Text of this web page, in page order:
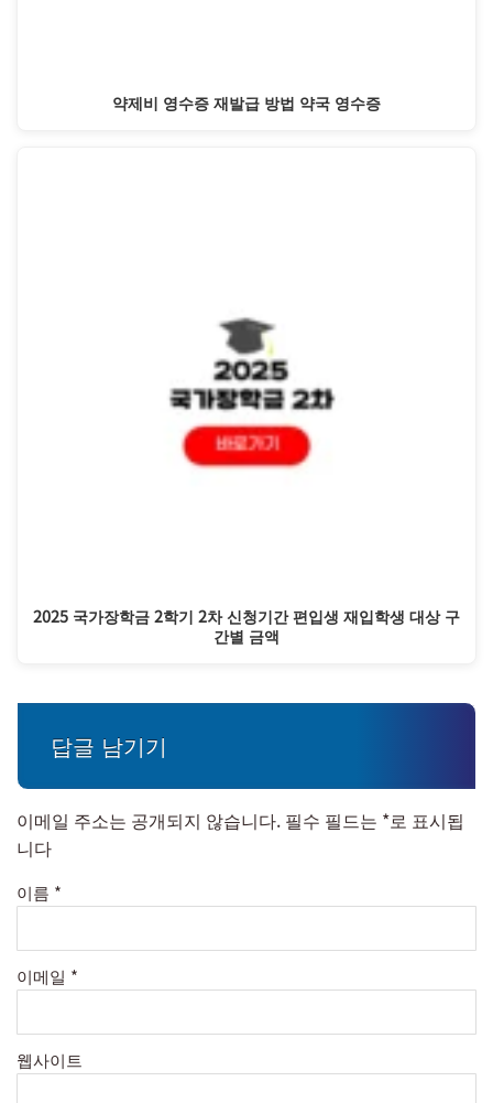
약제비 영수증 재발급 방법 약국 영수증
2025 국가장학금 2학기 2차 신청기간 편입생 재입학생 대상 구
간별 금액
답글 남기기
이메일 주소는 공개되지 않습니다. 필수 필드는 *로 표시됩
니다
이름 *
이메일 *
웹사이트